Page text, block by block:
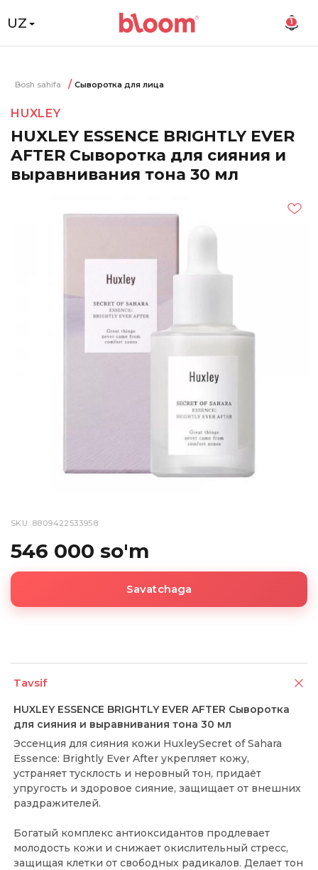
UZ 1
Bosh sahifa Сыворотка для лица
HUXLEY
HUXLEY ESSENCE BRIGHTLY EVER
AFTER Сыворотка для сияния и
выравнивания тона 30 мл
SKU: 8809422533958
546 000 so'm
Savatchaga
Tavsif
HUXLEY ESSENCE BRIGHTLY EVER AFTER Сыворотка
для сияния и выравнивания тона 30 мл
Эссенция для сияния кожи HuxleySecret of Sahara
Essence: Brightly Ever After укрепляет кожу,
устраняет тусклость и неровный тон, придаёт
упругость и здоровое сияние, защищает от внешних
раздражителей.
Богатый комплекс антиоксидантов продлевает
молодость кожи и снижает окислительный стресс,
защищая клетки от свободных радикалов. Делает тон